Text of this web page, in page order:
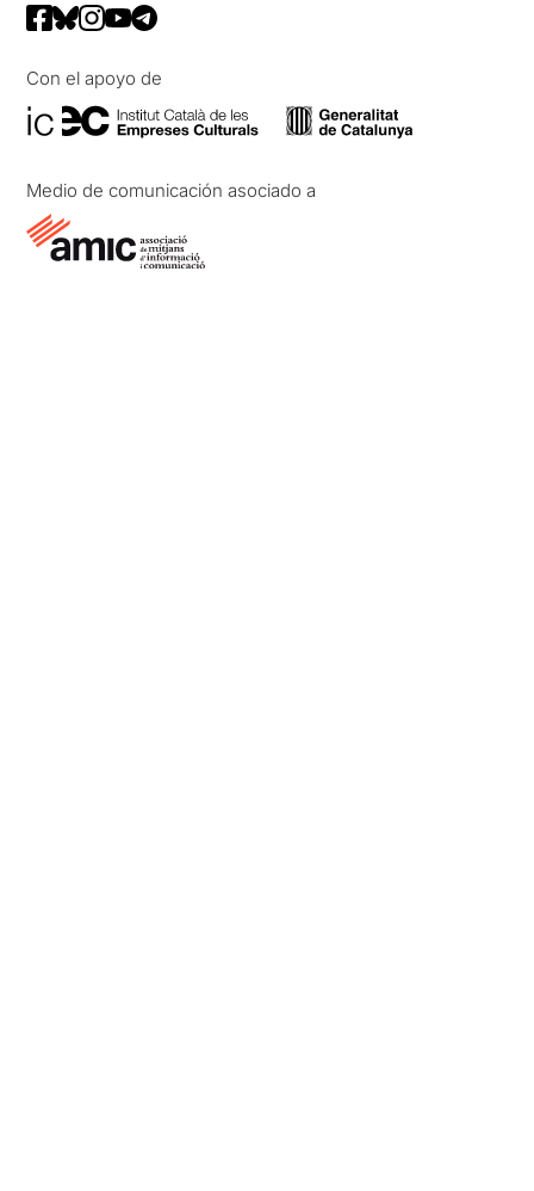
Con el apoyo de
Medio de comunicación asociado a